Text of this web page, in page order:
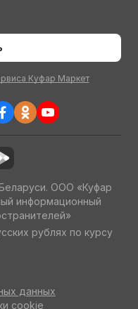
Куфар Маркет
ООО «Куфар
информационный
рублях по курсу
данных
cookie